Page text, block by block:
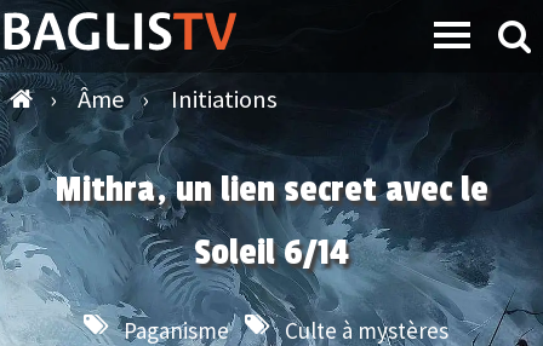
› Âme › Initiations
Mithra, un lien secret avec le
Soleil 6/14
Paganisme Culte à mystères